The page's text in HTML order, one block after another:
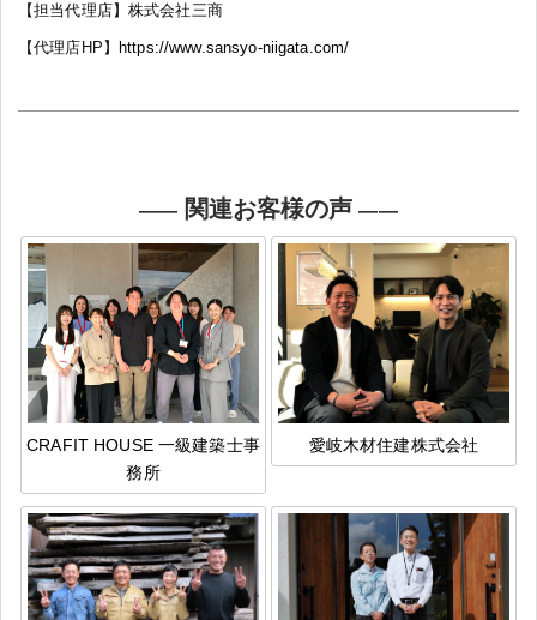
【担当代理店】株式会社三商
【代理店HP】 https://www.sansyo-niigata.com/
関連お客様の声
CRAFIT HOUSE 一級建築士事
務所
愛岐木材住建株式会社